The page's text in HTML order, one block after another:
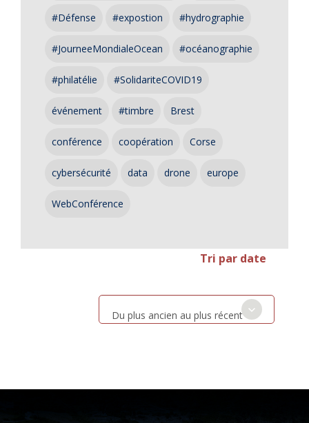
#Défense #expostion #hydrographie
#JourneeMondialeOcean #océanographie
#philatélie #SolidariteCOVID19
événement #timbre Brest
conférence coopération Corse
cybersécurité data drone europe
WebConférence
Tri par date
Du plus ancien au plus récent